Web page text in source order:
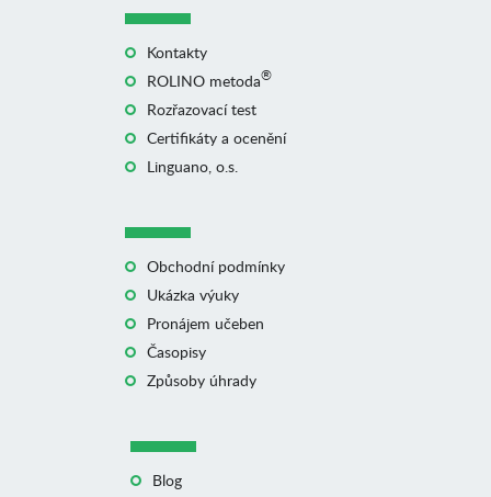
Kontakty
ROLINO metoda®
Rozřazovací test
Certifikáty a ocenění
Linguano, o.s.
Obchodní podmínky
Ukázka výuky
Pronájem učeben
Časopisy
Způsoby úhrady
Blog